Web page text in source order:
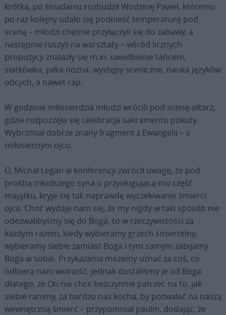
krótka, po śniadaniu rozbudził Wodzirej Paweł, któremu
po raz kolejny udało się podnieść temperaturę pod
sceną – młodzi chętnie przyłączyli się do zabawy, a
następnie ruszyli na warsztaty – wśród licznych
propozycji znalazły się m.in. uwielbienie tańcem,
siatkówka, piłka nożna, występy sceniczne, nauka języków
obcych, a nawet rap.
W godzinie miłosierdzia młodzi wrócili pod scenę-ołtarz,
gdzie rozpoczęła się celebracja sakramentu pokuty.
Wybrzmiał dobrze znany fragment z Ewangelii – o
miłosiernym ojcu.
O. Michał Legan w konferencji zwrócił uwagę, że pod
prośbą młodszego syna o przysługującą mu część
majątku, kryje się tak naprawdę wyczekiwanie śmierci
ojca. Choć wydaje nam się, że my nigdy w taki sposób nie
odezwalibyśmy się do Boga, to w rzeczywistości za
każdym razem, kiedy wybieramy grzech śmiertelny,
wybieramy siebie zamiast Boga i tym samym zabijamy
Boga w sobie. Przykazania możemy uznać za coś, co
odbiera nam wolność, jednak dostaliśmy je od Boga
dlatego, że On nie chce bezczynnie patrzeć na to, jak
siebie ranimy, za bardzo nas kocha, by pozwalać na naszą
wewnętrzną śmierć – przypomniał paulin, dodając, że